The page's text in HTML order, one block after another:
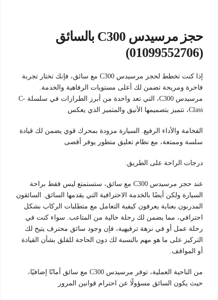
حجز مرسيدس C300 بالسائق
(01099552706)
إذا كنت تخطط لحجز مرسيدس C300 مع سائق، فإنك تختار تجربة
فاخرة ومريحة تضمن لك أعلى مستويات الرفاهية والخدمة.
مرسيدس C300، التي تعد واحدة من أبرز الطرازات في سلسلة C-
Class، تتميز بتصميمها الأنيق والمتميز الذي يعكس
الفخامة والأداء الرفيع. السيارة مزودة بمحرك قوي يضمن لك قيادة
سلسة وممتعة، مع نظام تعليق متطور يوفر أقصى
درجات الراحة على الطريق.
عند حجز مرسيدس C300 مع سائق، ستستمتع ليس فقط براحة
السيارة ولكن أيضًا بالخدمة الاحترافية التي يقدمها السائق. السائقون
المدربون بعناية يعرفون كيفية التعامل مع متطلبات الركاب بشكل
احترافي، مما يضمن لك رحلة خالية من المتاعب. سواء كنت في
رحلة عمل أو في نزهة ترفيهية، فإن وجود سائق محترف يتيح لك
التركيز على ما هو مهم بالنسبة لك دون الحاجة للقلق بشأن القيادة
أو المواقف.
من الناحية العملية، توفر مرسيدس C300 مع سائق أمانًا إضافيًا،
حيث يكون السائق مسؤولًا عن احترام قوانين المرور